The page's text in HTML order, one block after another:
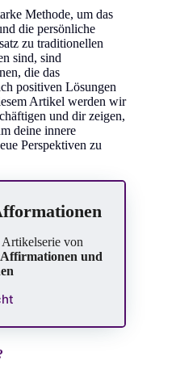
Methode, um das
die persönliche
zu traditionellen
sind, sind
die das
positiven Lösungen
Artikel werden wir
und dir zeigen,
deine innere
Perspektiven zu
von
Affirmationen und